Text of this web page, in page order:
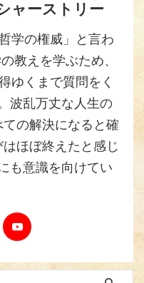
ャーストリー
学の権威」と言わ
教えを学ぶため、
ゆくまで質問をく
波乱万丈な人生の
の解決になると確
ほぼ終えたと感じ
も意識を向けてい